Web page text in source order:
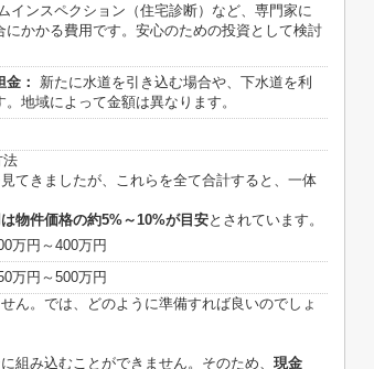
インスペクション（住宅診断）など、専門家に
にかかる費用です。安心のための投資として検討
：
新たに水道を引き込む場合や、下水道を利
地域によって金額は異なります。
法
てきましたが、これらを全て合計すると、一体
物件価格の約5%～10%が目安とされています。
万円～400万円
万円～500万円
ん。では、どのように準備すれば良いのでしょ
組み込むことができません。そのため、 現金